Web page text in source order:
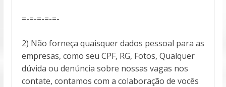
=-=-=-=-=-
2) Não forneça quaisquer dados pessoal para as
empresas, como seu CPF, RG, Fotos, Qualquer
dúvida ou denúncia sobre nossas vagas nos
contate, contamos com a colaboração de vocês